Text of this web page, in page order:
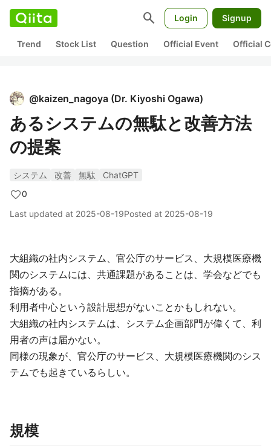
search Login Signup
Trend Stock List Question Official Event Official
@kaizen_nagoya (Dr. Kiyoshi Ogawa)
あるシステムの無駄と改善方法
の提案
システム 改善 無駄
ChatGPT
0
Last updated at 2025-08-19Posted at 2025-08-19
大組織の社内システム、官公庁のサービス、大規模医療機
関のシステムには、共通課題があることは、学会などでも
指摘がある。
利用者中心という設計思想がないことかもしれない。
大組織の社内システムは、システム企画部門が偉くて、利
用者の声は届かない。
同様の現象が、官公庁のサービス、大規模医療機関のシス
テムでも起きているらしい。
規模